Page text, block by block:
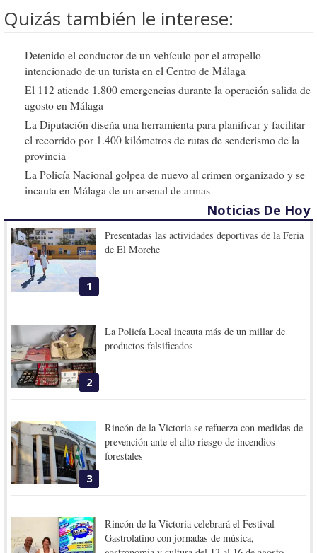
Quizás también le interese:
Detenido el conductor de un vehículo por el atropello
intencionado de un turista en el Centro de Málaga
El 112 atiende 1.800 emergencias durante la operación salida de
agosto en Málaga
La Diputación diseña una herramienta para planificar y facilitar
el recorrido por 1.400 kilómetros de rutas de senderismo de la
provincia
La Policía Nacional golpea de nuevo al crimen organizado y se
incauta en Málaga de un arsenal de armas
Noticias De Hoy
1
Presentadas las actividades deportivas de la Feria
de El Morche
2
La Policía Local incauta más de un millar de
productos falsificados
3
Rincón de la Victoria se refuerza con medidas de
prevención ante el alto riesgo de incendios
forestales
Rincón de la Victoria celebrará el Festival
Gastrolatino con jornadas de música,